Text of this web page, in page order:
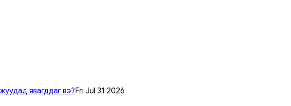
явагддаг вэ?Fri Jul 31 2026